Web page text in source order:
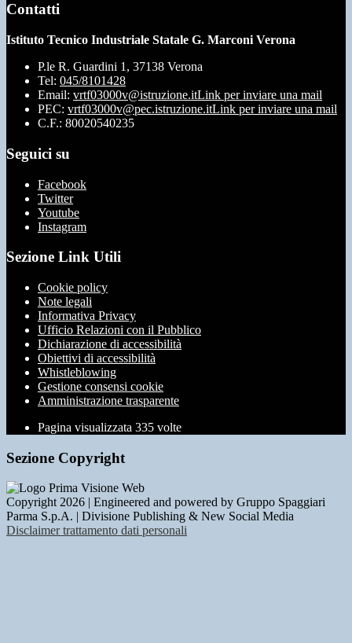
Contatti
Istituto Tecnico Industriale Statale G. Marconi Verona
P.le R. Guardini 1, 37138 Verona
Tel: 045/8101428
Email: vrtf03000v@istruzione.itLink per inviare una mail
PEC: vrtf03000v@pec.istruzione.itLink per inviare una mail
C.F.: 80020540235
Seguici su
Facebook
Twitter
Youtube
Instagram
Sezione Link Utili
Cookie policy
Note legali
Informativa Privacy
Ufficio Relazioni con il Pubblico
Dichiarazione di accessibilità
Obiettivi di accessibilità
Whistleblowing
Gestione consensi cookie
Amministrazione trasparente
Pagina visualizzata 335 volte
Sezione Copyright
Copyright 2026 | Engineered and powered by Gruppo Spaggiari
Parma S.p.A. | Divisione Publishing & New Social Media
Disclaimer trattamento dati personali